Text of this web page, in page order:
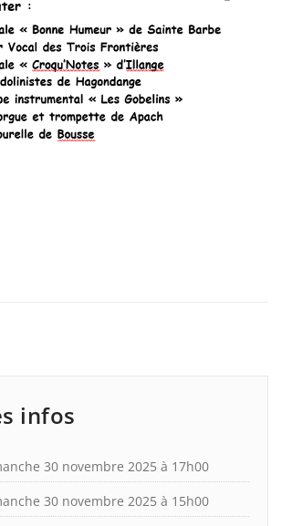
infos
30 novembre 2025 à 17h00
30 novembre 2025 à 15h00